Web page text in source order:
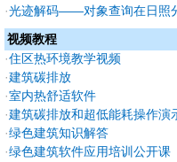
面积和可开启窗扇
·光迹解码——对象查询在日照
中的妙用
视频教程
·住区热环境教学视频
·建筑碳排放
·室内热舒适软件
·建筑碳排放和超低能耗操作演
·绿色建筑知识解答
·绿色建筑软件应用培训公开课